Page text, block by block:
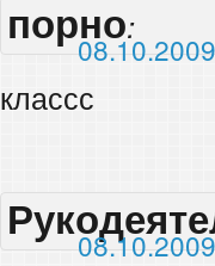
порно:
классс